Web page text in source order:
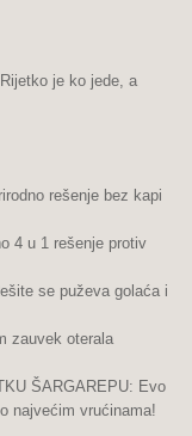
je ko jede, a
rešenje bez kapi
4 u 1 rešenje protiv
se puževa golaća i
zauvek oterala
ŠARGAREPU: Evo
najvećim vrućinama!